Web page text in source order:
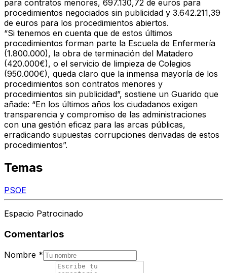
para contratos menores, 697.130,72 de euros para
procedimientos negociados sin publicidad y 3.642.211,39
de euros para los procedimientos abiertos.
“Si tenemos en cuenta que de estos últimos
procedimientos forman parte la Escuela de Enfermería
(1.800.000), la obra de terminación del Matadero
(420.000€), o el servicio de limpieza de Colegios
(950.000€), queda claro que la inmensa mayoría de los
procedimientos son contratos menores y
procedimientos sin publicidad”, sostiene un Guarido que
añade: “En los últimos años los ciudadanos exigen
transparencia y compromiso de las administraciones
con una gestión eficaz para las arcas públicas,
erradicando supuestas corrupciones derivadas de estos
procedimientos”.
Temas
PSOE
Espacio Patrocinado
Comentarios
Nombre *